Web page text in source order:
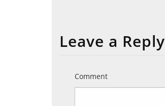
Leave a Reply
Comment